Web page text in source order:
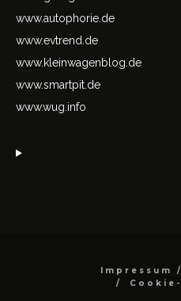
www.autophorie.de
www.evtrend.de
www.kleinwagenblog.de
www.smartpit.de
www.wug.info
Impressum